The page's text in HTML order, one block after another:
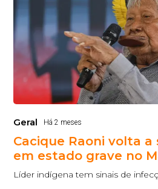
Geral Há 2 meses
Cacique Raoni volta
em estado grave no
Líder indígena tem sinais de